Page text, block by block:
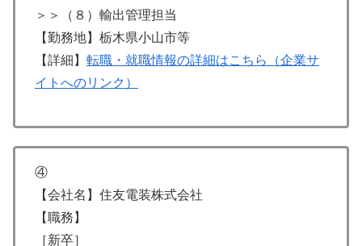
＞＞（８）輸出管理担当
【勤務地】栃木県小山市等
【詳細】 転職・就職情報の詳細はこちら（企業サ
イトへのリンク）
④
【会社名】住友電装株式会社
【職務】
［新卒］